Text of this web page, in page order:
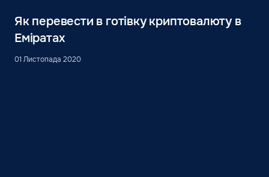
Як перевести в готівку криптовалюту в
Еміратах
01 Листопада 2020